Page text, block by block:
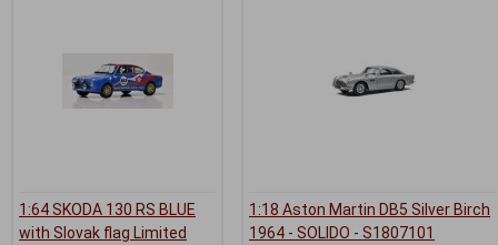
1:64 SKODA 130 RS BLUE
with Slovak flag Limited
1:18 Aston Martin DB5 Silver Birch
1964 - SOLIDO - S1807101